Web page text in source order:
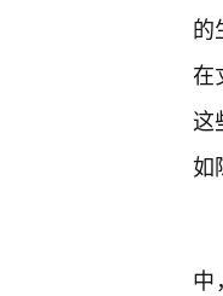
的
在
这
如
中